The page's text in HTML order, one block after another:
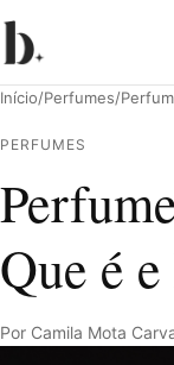
Pesquisar
Início/Perfumes/
PERFUMES
Que é
Por Camila Mota